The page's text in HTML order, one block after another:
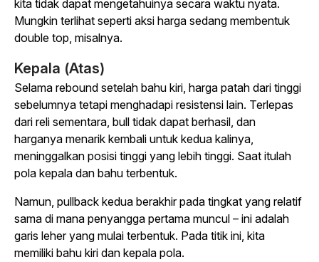
kita tidak dapat mengetahuinya secara waktu nyata.
Mungkin terlihat seperti aksi harga sedang membentuk
double top, misalnya.
Kepala (Atas)
Selama rebound setelah bahu kiri, harga patah dari tinggi
sebelumnya tetapi menghadapi resistensi lain. Terlepas
dari reli sementara, bull tidak dapat berhasil, dan
harganya menarik kembali untuk kedua kalinya,
meninggalkan posisi tinggi yang lebih tinggi. Saat itulah
pola kepala dan bahu terbentuk.
Namun, pullback kedua berakhir pada tingkat yang relatif
sama di mana penyangga pertama muncul – ini adalah
garis leher yang mulai terbentuk. Pada titik ini, kita
memiliki bahu kiri dan kepala pola.